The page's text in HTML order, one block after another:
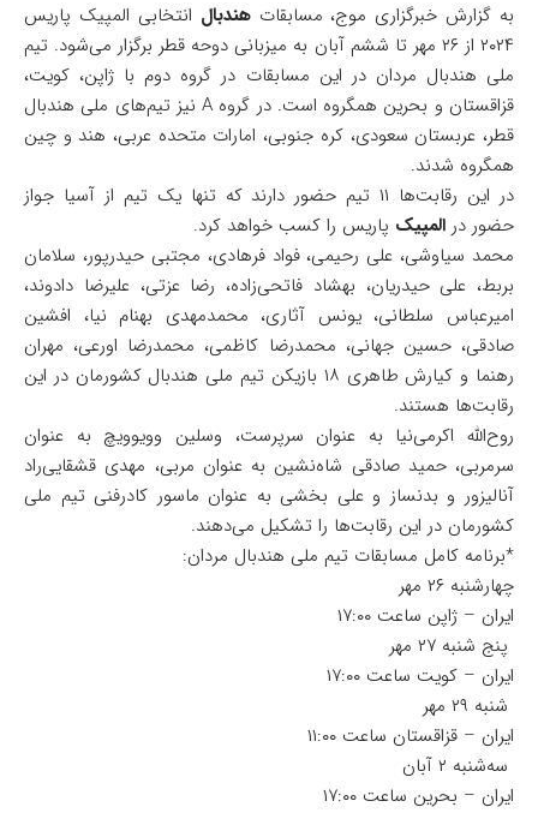
به گزارش خبرگزاری موج، مسابقاتهندبال انتخابی المپیک پاریس
۲۰۲۴ از ۲۶ مهر تا ششم آبان به میزبانی دوحه قطر برگزار می‌شود. تیم
ملی هندبال مردان در این مسابقات در گروه دوم با ژاپن، کویت،
قزاقستان و بحرین همگروه است. در گروه A نیز تیم‌های ملی هندبال
قطر، عربستان سعودی، کره جنوبی، امارات متحده عربی، هند و چین
همگروه شدند.
در این رقابت‌ها ۱۱ تیم حضور دارند که تنها یک تیم از آسیا جواز
حضور در المپیک پاریس را کسب خواهد کرد.
محمد سیاوشی، علی رحیمی، فواد فرهادی، مجتبی حیدرپور، سلامان
بربط، علی حیدریان، بهشاد فاتحی‌زاده، رضا عزتی، علیرضا دادوند،
امیرعباس سلطانی، یونس آثاری، محمدمهدی بهنام نیا، افشین
صادقی، حسین جهانی، محمدرضا کاظمی، محمدرضا اورعی، مهران
رهنما و کیارش طاهری ۱۸ بازیکن تیم ملی هندبال کشورمان در این
رقابت‌ها هستند.
روح‌الله اکرمی‌نیا به عنوان سرپرست، وسلین وویوویچ به عنوان
سرمربی، حمید صادقی شاه‌نشین به عنوان مربی، مهدی قشقایی‌راد
آنالیزور و بدنساز و علی بخشی به عنوان ماسور کادرفنی تیم ملی
کشورمان در این رقابت‌ها را تشکیل می‌دهند.
*برنامه کامل مسابقات تیم ملی هندبال مردان:
چهارشنبه ۲۶ مهر
ایران – ژاپن ساعت ۱۷:۰۰
پنج شنبه ۲۷ مهر
ایران – کویت ساعت ۱۷:۰۰
شنبه ۲۹ مهر
ایران – قزاقستان ساعت ۱۱:۰۰
سه‌شنبه ۲ آبان
ایران – بحرین ساعت ۱۷:۰۰